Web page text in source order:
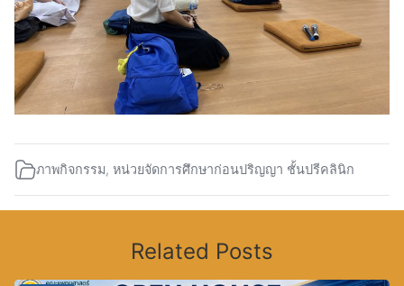
ภาพกิจกรรม, หน่วยจัดการศึกษาก่อนปริญญา ชั้นปรีคลินิก
Related Posts